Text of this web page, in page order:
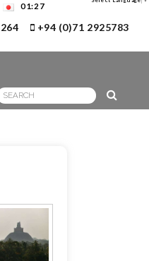
+94 (0)71 2925783
01:27